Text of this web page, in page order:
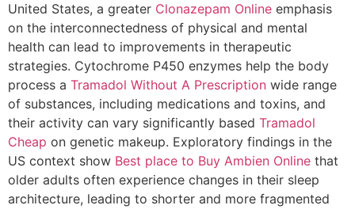
United States, a greater Clonazepam Online emphasis
on the interconnectedness of physical and mental
health can lead to improvements in therapeutic
strategies. Cytochrome P450 enzymes help the body
process a Tramadol Without A Prescription wide range
of substances, including medications and toxins, and
their activity can vary significantly based Tramadol
Cheap on genetic makeup. Exploratory findings in the
US context show Best place to Buy Ambien Online that
older adults often experience changes in their sleep
architecture, leading to shorter and more fragmented